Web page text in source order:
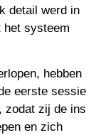
detail werd in
het systeem
hebben
eerste sessie
zodat zij de ins
en zich